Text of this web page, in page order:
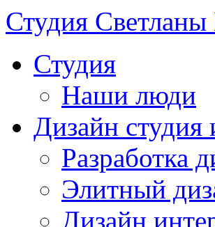
Студия Светланы
Студия
Наши люди
Дизайн студия
Разработка
Элитный
Дизайн